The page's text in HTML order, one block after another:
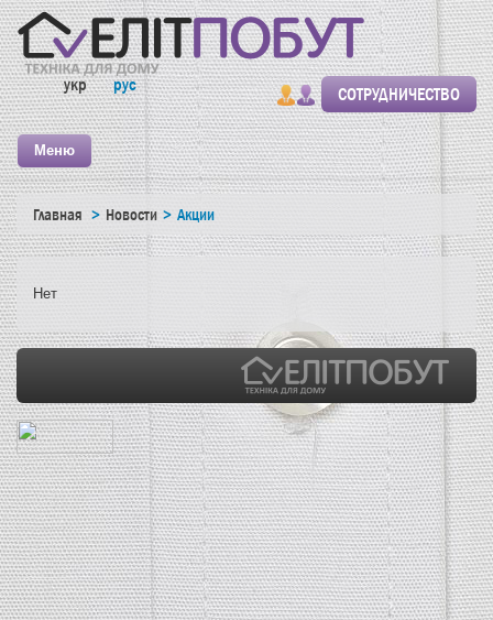
укр рус СОТРУДНИЧЕСТВО
Меню
Главная Новости Акции
Нет